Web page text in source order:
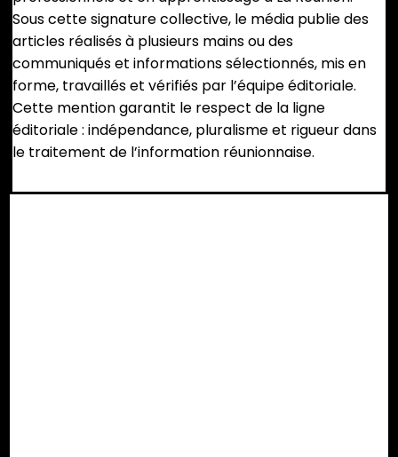
Sous cette signature collective, le média publie des
articles réalisés à plusieurs mains ou des
communiqués et informations sélectionnés, mis en
forme, travaillés et vérifiés par l’équipe éditoriale.
Cette mention garantit le respect de la ligne
éditoriale : indépendance, pluralisme et rigueur dans
le traitement de l’information réunionnaise.